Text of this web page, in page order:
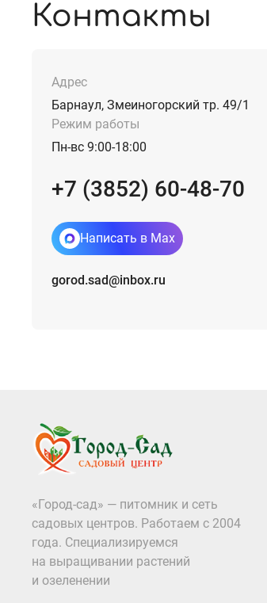
Контакты
Адрес
Барнаул, Змеиногорский тр. 49/1
Режим работы
Пн-вс 9:00-18:00
+7 (3852) 60-48-70
Написать в Max
gorod.sad@inbox.ru
«Город-сад» — питомник и сеть
садовых центров. Работаем с 2004
года. Специализируемся
на выращивании растений
и озеленении